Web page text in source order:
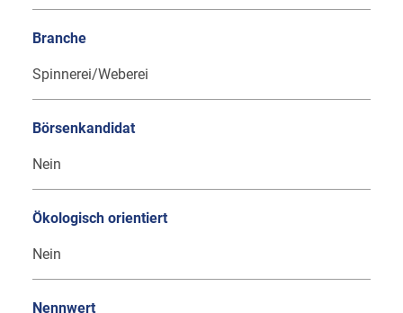
Branche
Spinnerei/Weberei
Börsenkandidat
Nein
Ökologisch orientiert
Nein
Nennwert